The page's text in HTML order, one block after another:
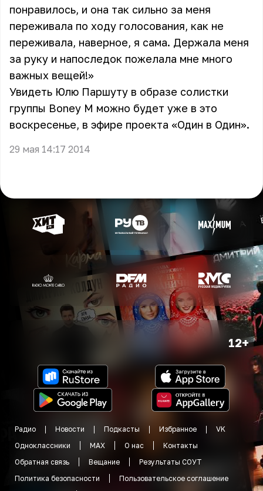
понравилось, и она так сильно за меня
переживала по ходу голосования, как не
переживала, наверное, я сама. Держала меня
за руку и напоследок пожелала мне много
важных вещей!»
Увидеть Юлю Паршуту в образе солистки
группы Boney M можно будет уже в это
воскресенье, в эфире проекта «Один в Один».
29 мая 14:17 2014
12+
Радио Новости Подкасты Избранное
VK
Одноклассники
MAX О нас
Контакты
Обратная связь
Вещание
Результаты СОУТ
Политика безопасности
Пользовательское соглашение